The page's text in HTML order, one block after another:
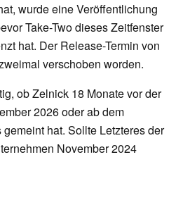
wurde eine Veröffentlichung
Take-Two dieses Zeitfenster
hat. Der Release-Termin von
verschoben worden.
ob Zelnick 18 Monate vor der
2026 oder ab dem
hat. Sollte Letzteres der
November 2024